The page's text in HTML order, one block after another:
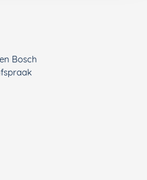
Bosch